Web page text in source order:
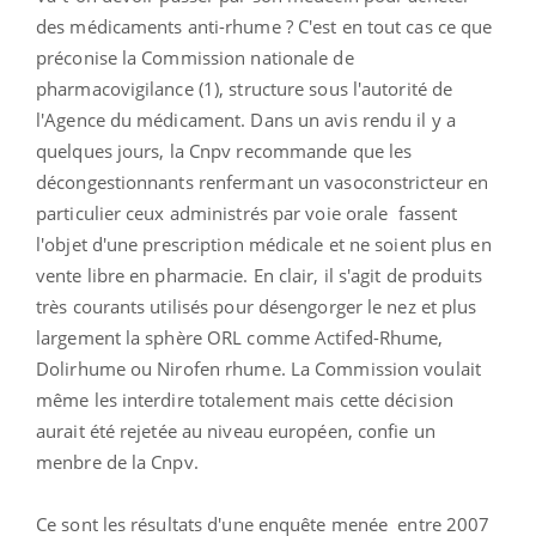
des médicaments anti-rhume ? C'est en tout cas ce que
préconise la Commission nationale de
pharmacovigilance (1), structure sous l'autorité de
l'Agence du médicament. Dans un avis rendu il y a
quelques jours, la Cnpv recommande que les
décongestionnants renfermant un vasoconstricteur en
particulier ceux administrés par voie orale fassent
l'objet d'une prescription médicale et ne soient plus en
vente libre en pharmacie. En clair, il s'agit de produits
très courants utilisés pour désengorger le nez et plus
largement la sphère ORL comme Actifed-Rhume,
Dolirhume ou Nirofen rhume. La Commission voulait
même les interdire totalement mais cette décision
aurait été rejetée au niveau européen, confie un
menbre de la Cnpv.
Ce sont les résultats d'une enquête menée entre 2007